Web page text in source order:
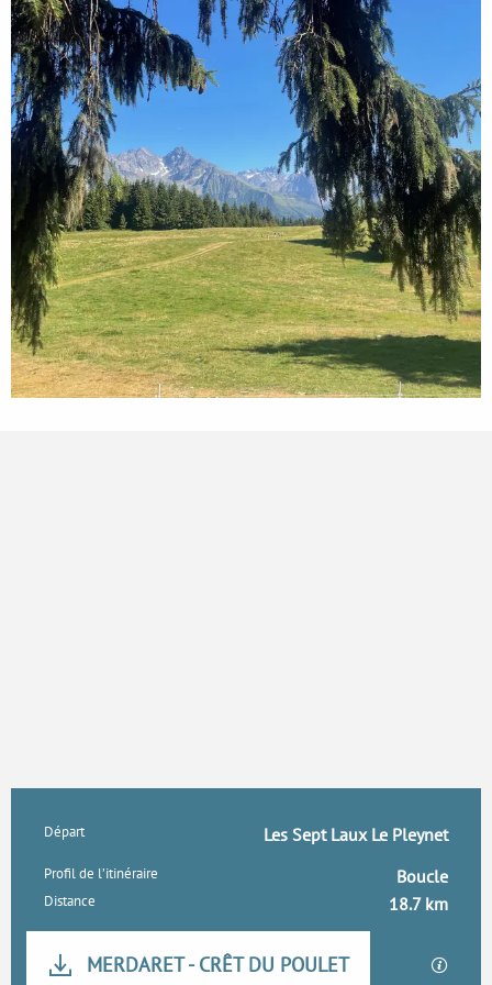
Informations pratiques
Départ Les Sept Laux Le Pleynet
Profil de l’itinéraire Boucle
Distance 18.7 km
MERDARET - CRÊT DU POULET